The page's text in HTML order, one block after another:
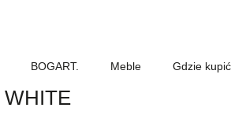
BOGART. Meble Gdzie kupić
WHITE